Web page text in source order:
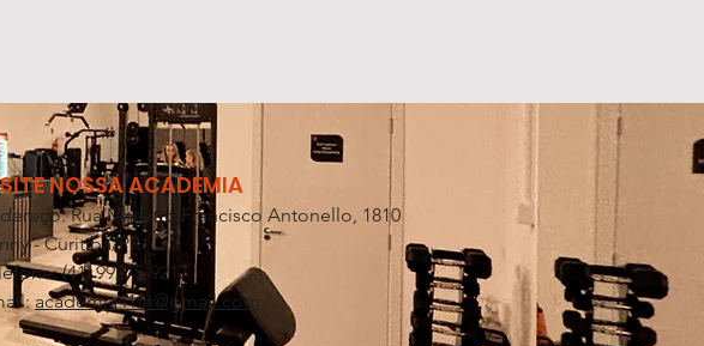
NOSSA ACADEMIA
Rua Maestro Francisco Antonello, 1810
- Curitiba/PR
(41) 99275-9217
academia41fit@gmail.com